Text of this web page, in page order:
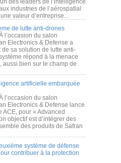
des leaders de l’intelligence
industries de l’aérospatial
valeur d’entreprise...
de lutte anti-drones
l’occasion du salon
Electronics & Defense a
sa solution de lutte anti-
répond à la menace
aussi bien sur le champ de
artificielle embarquée
l’occasion du salon
Electronics & Defense lance
ACE, pour « Advanced
objectif est d’intégrer des
des produits de Safran
système de défense
contribuer à la protection